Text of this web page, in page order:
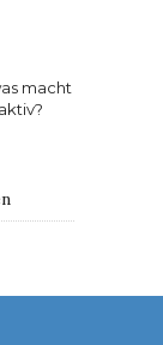
macht